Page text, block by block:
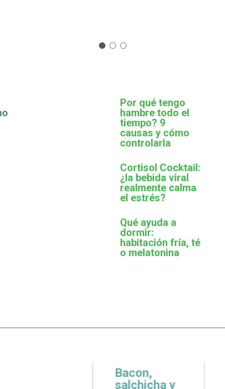
Por qué tengo
hambre todo el
tiempo? 9
causas y cómo
controlarla
Cortisol Cocktail:
¿la bebida viral
realmente calma
el estrés?
Qué ayuda a
dormir:
habitación fría, té
o melatonina